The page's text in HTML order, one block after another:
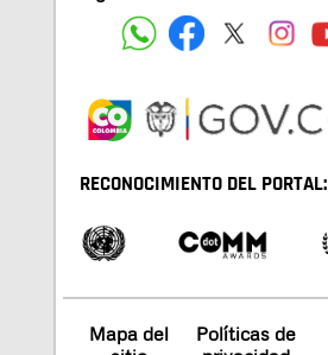
RECONOCIMIENTO DEL PORTAL:
Mapa del
Políticas de